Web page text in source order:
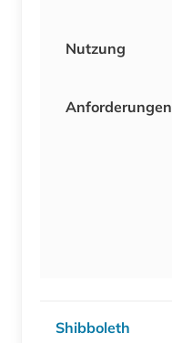
Nutzung
Anforderungen
Shibboleth